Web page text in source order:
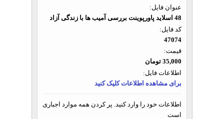
عنوان فایل:
48 اسلاید پاورپوینت بررسی آمیب ها با زندگی آزاد
کد فایل:
47074
قیمت:
35,000 تومان
اطلاعات فایل:
برای مشاهده اطلاعات کلیک کنید
اطلاعات خود را وارد کنید. پر کردن همه موارد اجباری
است